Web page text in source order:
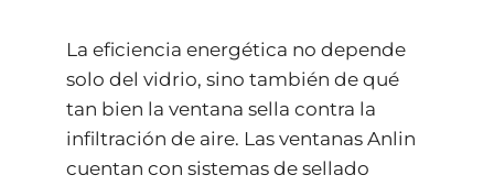
La eficiencia energética no depende
solo del vidrio, sino también de qué
tan bien la ventana sella contra la
infiltración de aire. Las ventanas Anlin
cuentan con sistemas de sellado